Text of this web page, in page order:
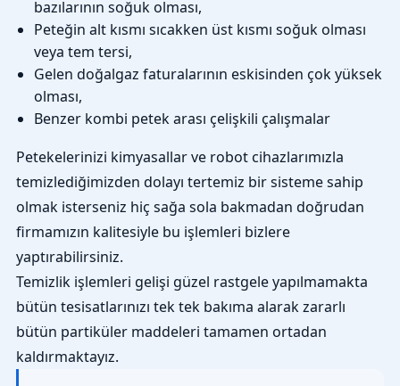
bazılarının soğuk olması,
Peteğin alt kısmı sıcakken üst kısmı soğuk olması
veya tem tersi,
Gelen doğalgaz faturalarının eskisinden çok yüksek
olması,
Benzer kombi petek arası çelişkili çalışmalar
Petekelerinizi kimyasallar ve robot cihazlarımızla
temizlediğimizden dolayı tertemiz bir sisteme sahip
olmak isterseniz hiç sağa sola bakmadan doğrudan
firmamızın kalitesiyle bu işlemleri bizlere
yaptırabilirsiniz.
Temizlik işlemleri gelişi güzel rastgele yapılmamakta
bütün tesisatlarınızı tek tek bakıma alarak zararlı
bütün partiküler maddeleri tamamen ortadan
kaldırmaktayız.